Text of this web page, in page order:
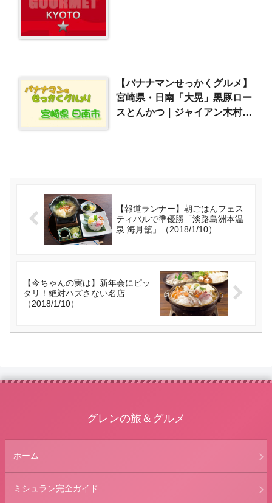
【バナナマンせっかくグルメ】
宮崎県・日南「大晃」黒豚ロー
スとんかつ｜ジャイアン木村昴
【報道ランナー】朝ごはんフェス
ティバルで準優勝「淡路島洲本温
泉 海月舘」（2018/1/10）
【今ちゃんの実は】新年会にピッ
タリ！絶対ハズさない名店
（2018/1/10）
グレンの旅＆グルメ
ホーム
ミシュラン完全ガイド